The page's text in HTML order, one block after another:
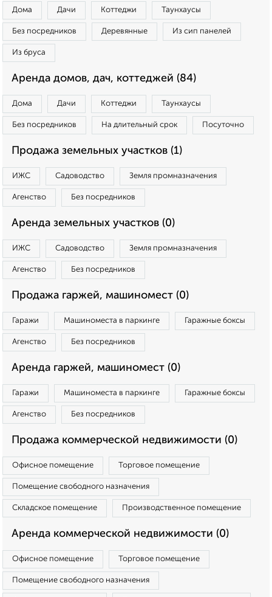
Дома Дачи Коттеджи Таунхаусы
Без посредников Деревянные Из сип панелей
Из бруса
Аренда домов, дач, коттеджей (84)
Дома Дачи Коттеджи Таунхаусы
Без посредников На длительный срок Посуточно
Продажа земельных участков (1)
ИЖС Садоводство Земля промназначения
Агенство Без посредников
Аренда земельных участков (0)
ИЖС Садоводство Земля промназначения
Агенство Без посредников
Продажа гаржей, машиномест (0)
Гаражи Машиноместа в паркинге Гаражные боксы
Агенство Без посредников
Аренда гаржей, машиномест (0)
Гаражи Машиноместа в паркинге Гаражные боксы
Агенство Без посредников
Продажа коммерческой недвижимости (0)
Офисное помещение Торговое помещение
Помещение свободного назначения
Складское помещение Производственное помещение
Аренда коммерческой недвижимости (0)
Офисное помещение Торговое помещение
Помещение свободного назначения